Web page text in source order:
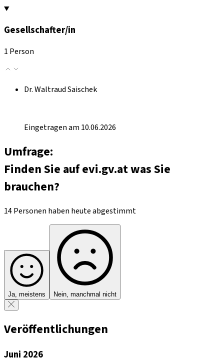
Gesellschafter/in
1 Person
Dr. Waltraud Saischek
Eingetragen am 10.06.2026
Umfrage:
Finden Sie auf evi.gv.at was Sie
brauchen?
14 Personen haben heute abgestimmt
Ja, meistens Nein, manchmal nicht
Veröffentlichungen
Juni 2026